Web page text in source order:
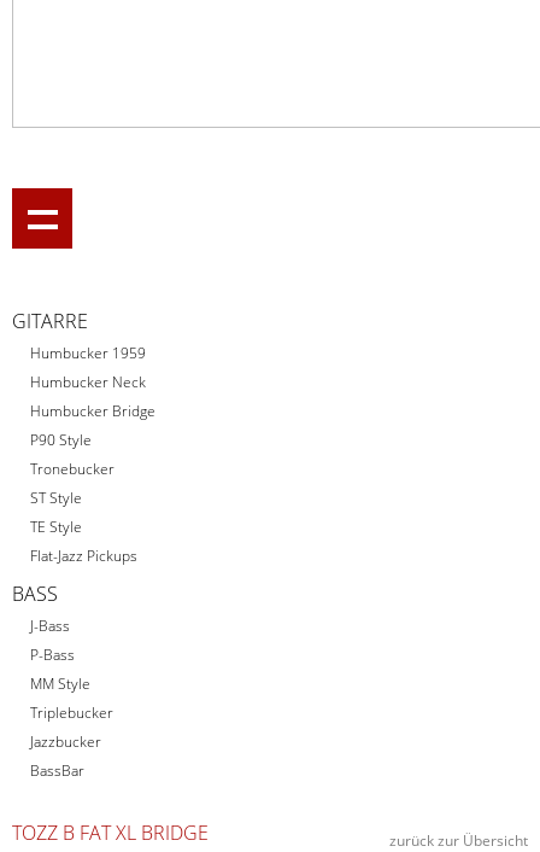
GITARRE
Humbucker 1959
Humbucker Neck
Humbucker Bridge
P90 Style
Tronebucker
ST Style
TE Style
Flat-Jazz Pickups
BASS
J-Bass
P-Bass
MM Style
Triplebucker
Jazzbucker
BassBar
TOZZ B FAT XL BRIDGE zurück zur Übersicht